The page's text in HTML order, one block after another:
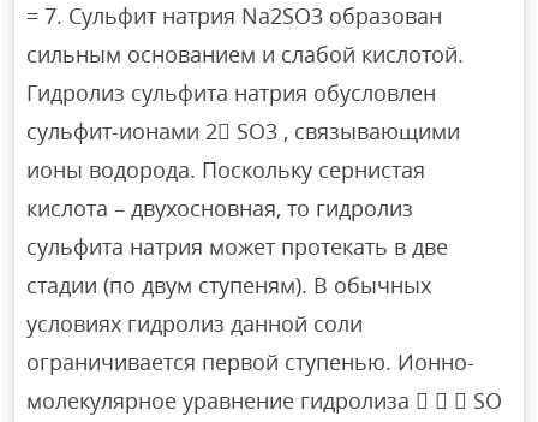
= 7. Сульфит натрия Na2SO3 образован
сильным основанием и слабой кислотой.
Гидролиз сульфита натрия обусловлен
сульфит-ионами 2 SO3 , связывающими
ионы водорода. Поскольку сернистая
кислота – двухосновная, то гидролиз
сульфита натрия может протекать в две
стадии (по двум ступеням). В обычных
условиях гидролиз данной соли
ограничивается первой ступенью. Ионно-
молекулярное уравнение гидролиза    SO